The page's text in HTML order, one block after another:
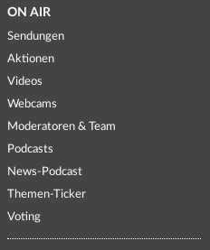
ON AIR
Sendungen
Aktionen
Videos
Webcams
Moderatoren & Team
Podcasts
News-Podcast
Themen-Ticker
Voting